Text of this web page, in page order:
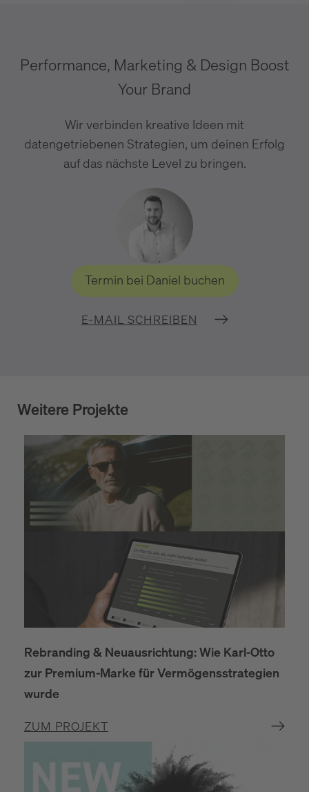
Performance, Marketing & Design Boost
Your Brand
Wir verbinden kreative Ideen mit
datengetriebenen Strategien, um deinen Erfolg
auf das nächste Level zu bringen.
Termin bei Daniel buchen
E-MAIL SCHREIBEN
Weitere Projekte
Rebranding & Neuausrichtung: Wie Karl-Otto
zur Premium-Marke für Vermögensstrategien
wurde
ZUM PROJEKT